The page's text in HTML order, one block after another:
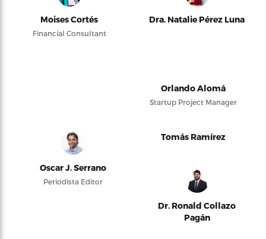
Moises Cortés
Financial Consultant
Dra. Natalie Pérez Luna
Orlando Alomá
Startup Project Manager
Oscar J. Serrano
Periodista Editor
Tomás Ramírez
Dr. Ronald Collazo
Pagán